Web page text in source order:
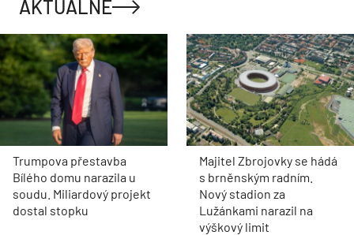
AKTUÁLNĚ
Trumpova přestavba
Bílého domu narazila u
soudu. Miliardový projekt
dostal stopku
Majitel Zbrojovky se hádá
s brněnským radním.
Nový stadion za
Lužánkami narazil na
výškový limit